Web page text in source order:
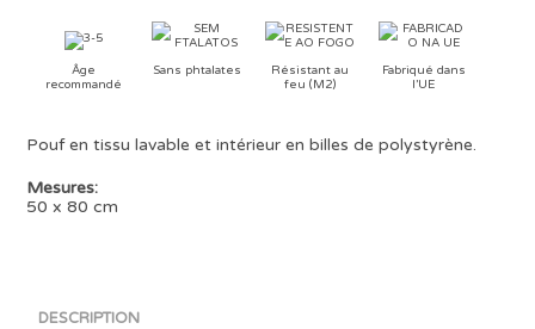
Âge
recommandé
Sans phtalates
Résistant au
feu (M2)
Fabriqué dans
l’UE
Pouf en tissu lavable et intérieur en billes de polystyrène.
Mesures:
50 x 80 cm
DESCRIPTION